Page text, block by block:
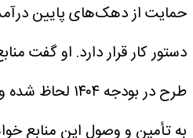
حمایت از دهک‌های پایین
دستور کار قرار دارد. او گفت
طرح در بودجه
به تأمین و وصول این منابع